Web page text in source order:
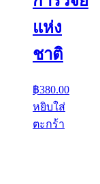
แห่ง
ชาติ
฿380.00
หยิบใส่
ตะกร้า